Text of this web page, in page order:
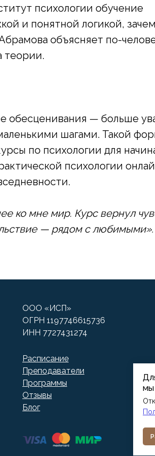
мы
психологии обучение
и понятной логикой,
объясняет по-
теории.
обесценивания — больше
шагами. Такой
по психологии для
психологии
ко мне мир. Курс вернул
— рядом с любимыми».
ООО «ИСП»
ОГРН 1197746615736
ИНН 7727431274
Расписание
Преподаватели
Программы
Отзывы
Блог